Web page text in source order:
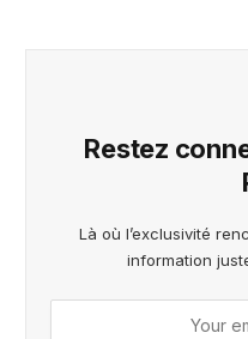
Restez
Là où l’exclusivité
information